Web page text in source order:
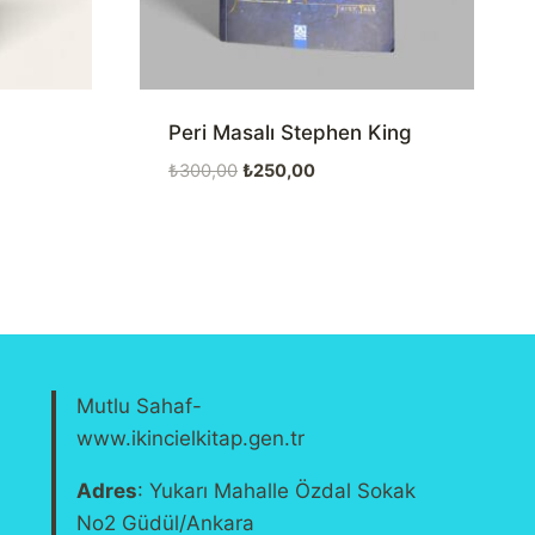
Peri Masalı Stephen King
₺300,00 Orijinal
₺250,00Şu
Mutlu Sahaf-
www.ikincielkitap.gen.tr
Adres: Yukarı Mahalle Özdal Sokak
No2 Güdül/Ankara